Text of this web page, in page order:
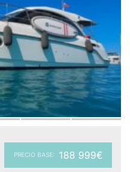
PRECIO BASE: 188 999€